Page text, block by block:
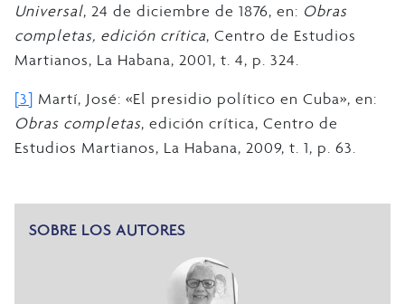
Universal, 24 de diciembre de 1876, en: Obras
completas, edición crítica, Centro de Estudios
Martianos, La Habana, 2001, t. 4, p. 324.
[3] Martí, José: «El presidio político en Cuba», en:
Obras completas, edición crítica, Centro de
Estudios Martianos, La Habana, 2009, t. 1, p. 63.
SOBRE LOS AUTORES